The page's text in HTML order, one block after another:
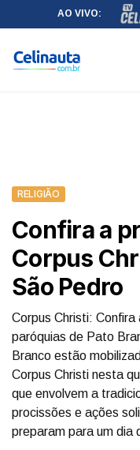
AO VIVO:
RELIGIÃO
Confira a
Corpus
São Pedro
Corpus Christi:
paróquias de Pato
Branco estão
Corpus Christi nesta
que envolvem a
procissões e ações
preparam para um dia